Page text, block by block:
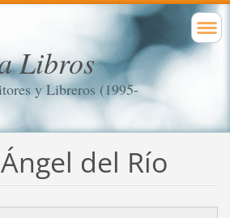
Libros
y Libreros (1995-
del Río